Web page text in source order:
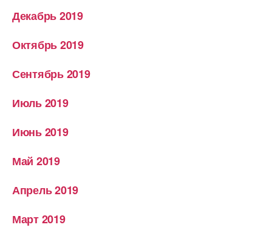
Декабрь 2019
Октябрь 2019
Сентябрь 2019
Июль 2019
Июнь 2019
Май 2019
Апрель 2019
Март 2019